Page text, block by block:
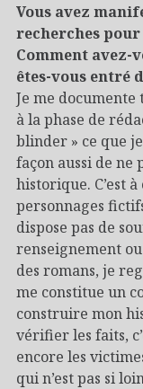
Vous avez
recherches
Comment avez-
êtes-vous entré
Je me
à la phase de
blinder » ce que
façon aussi de ne
historique. C’est
personnages
dispose pas de
renseignement ou
des romans, je
me constitue un
construire mon
vérifier les faits,
encore les
qui n’est pas si